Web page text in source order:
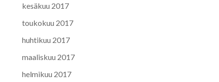
kesäkuu 2017
toukokuu 2017
huhtikuu 2017
maaliskuu 2017
helmikuu 2017